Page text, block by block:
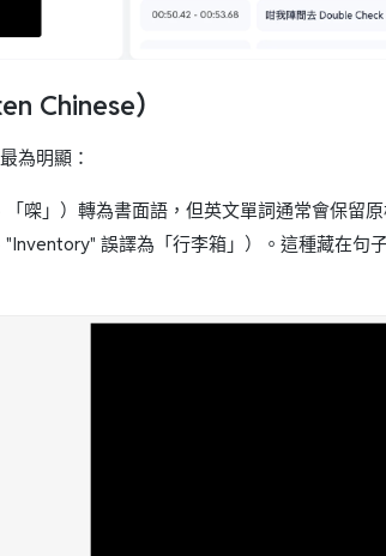
Chinese）
為明顯：
㗎」）轉為書面語，但英文單詞通常會保留
誤譯為「行李箱」）。這種藏在句